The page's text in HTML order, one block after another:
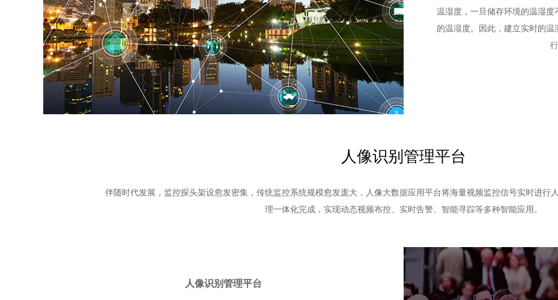
温湿度，一旦储存环境的温湿
的温湿度。因此，建立实时的
人像识别管理平台
伴随时代发展，监控探头架设愈发密集，传统监控系统规模愈发庞大，人像大数据应用平台将海量视频监控信号实时进行
理一体化完成，实现动态视频布控、实时告警、智能寻踪等多种智能应用。
人像识别管理平台